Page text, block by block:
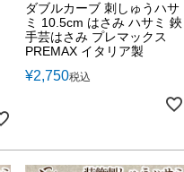
ダブルカーブ 刺しゅうハサ
ミ 10.5cm はさみ ハサミ 鋏
手芸はさみ プレマックス
PREMAX イタリア製
¥2,750税込